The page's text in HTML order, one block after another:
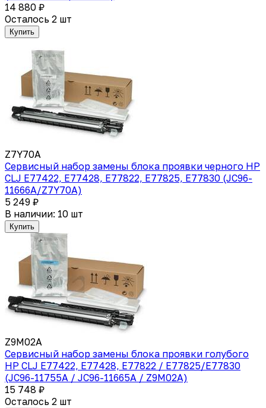
14 880 ₽
Осталось 2 шт
Купить
Z7Y70A
Сервисный набор замены блока проявки черного HP
CLJ E77422, E77428, E77822, E77825, E77830 (JC96-
11666A/Z7Y70A)
5 249 ₽
В наличии: 10 шт
Купить
Z9M02A
Сервисный набор замены блока проявки голубого
HP CLJ E77422, E77428, E77822 / E77825/E77830
(JC96-11755A / JC96-11665A / Z9M02A)
15 748 ₽
Осталось 2 шт